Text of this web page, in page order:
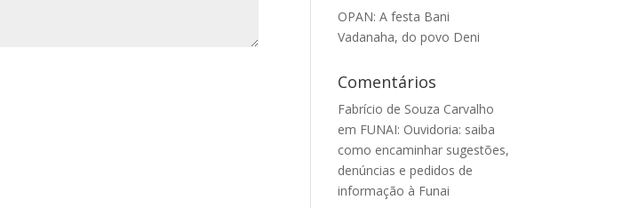
OPAN: A festa Bani
Vadanaha, do povo Deni
Comentários
Fabrício de Souza Carvalho
em FUNAI: Ouvidoria: saiba
como encaminhar sugestões,
denúncias e pedidos de
informação à Funai